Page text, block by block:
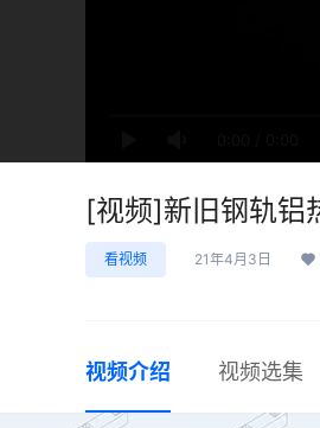
[视频]新旧钢轨铝
看视频 21年4月3日
视频介绍 视频选集